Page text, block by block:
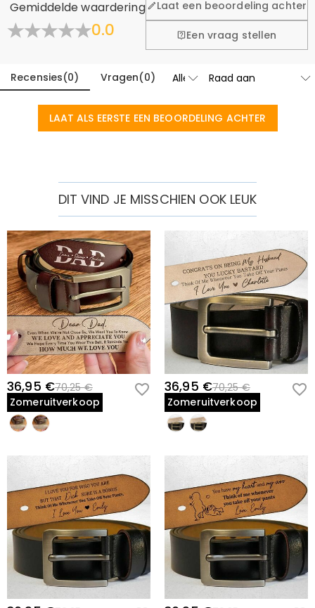
Gemiddelde waardering
0.0
Laat een beoordeling achter
Een vraag stellen
Recensies(0) Vragen(0)
LAAT ALS EERSTE EEN BEOORDELING ACHTER
DIT VIND JE MISSCHIEN OOK LEUK
36,95 €70,25 €
Zomeruitverkoop
36,95 €70,25 €
Zomeruitverkoop